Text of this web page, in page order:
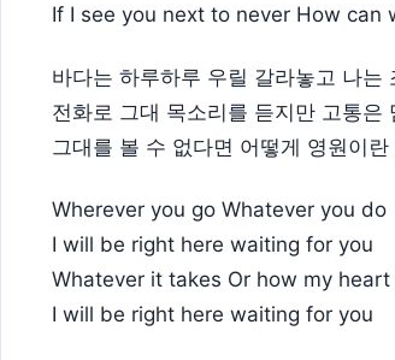
If I see you next to never How can
바다는 하루하루 우릴 갈라놓고 나는
전화로 그대 목소리를 듣지만 고통은
그대를 볼 수 없다면 어떻게 영원이
Wherever you go Whatever you do
I will be right here waiting for you
Whatever it takes Or how my heart
I will be right here waiting for you